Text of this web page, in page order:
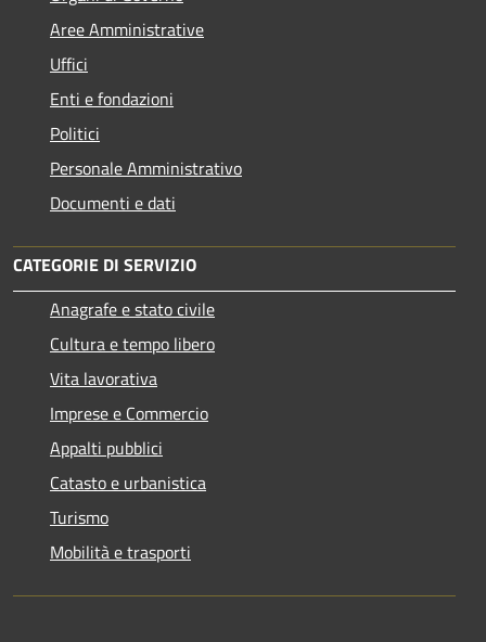
Aree Amministrative
Uffici
Enti e fondazioni
Politici
Personale Amministrativo
Documenti e dati
CATEGORIE DI SERVIZIO
Anagrafe e stato civile
Cultura e tempo libero
Vita lavorativa
Imprese e Commercio
Appalti pubblici
Catasto e urbanistica
Turismo
Mobilità e trasporti